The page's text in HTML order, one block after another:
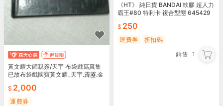
黃文耀大師親簽/天宇 布袋戲寫真集
已故布袋戲國寶黃文耀_天宇.霹靂.金
2,000
運費券
《HT》 純日貨 BANDAI 軟膠 超人力
霸王#80 特利卡 複合型態 645429
250
運費券
折扣碼
銷售 1